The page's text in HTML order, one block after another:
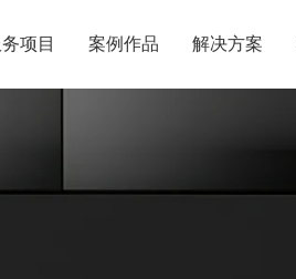
项目 案例作品 解决方案